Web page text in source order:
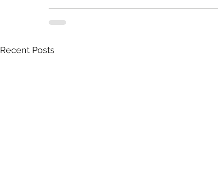
Recent Posts